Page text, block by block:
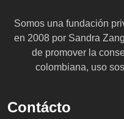
Somos una fundación
en 2008 por Sandra
de promover la
colombiana, uso
Contácto